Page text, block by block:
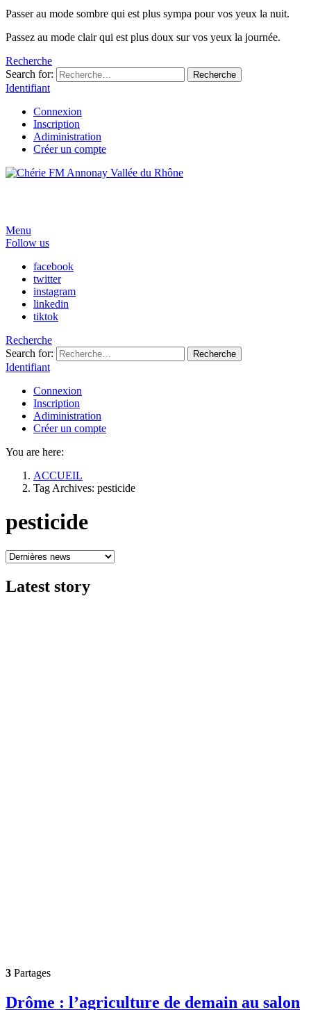
Passer au mode sombre qui est plus sympa pour vos yeux la nuit.
Passez au mode clair qui est plus doux sur vos yeux la journée.
Recherche
Search for:
Recherche
Identifiant
Connexion
Inscription
Adiministration
Créer un compte
Menu
Follow us
facebook
twitter
instagram
linkedin
tiktok
Recherche
Search for:
Recherche
Identifiant
Connexion
Inscription
Adiministration
Créer un compte
You are here:
ACCUEIL
Tag Archives: pesticide
pesticide
Latest story
3 Partages
Drôme : l’agriculture de demain au salon